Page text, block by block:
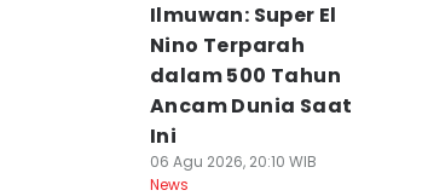
Ilmuwan: Super El
Nino Terparah
dalam 500 Tahun
Ancam Dunia Saat
Ini
06 Agu 2026, 20:10 WIB
News